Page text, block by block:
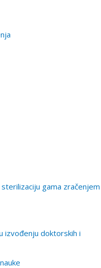
gama zračenjem
izvođenju doktorskih i